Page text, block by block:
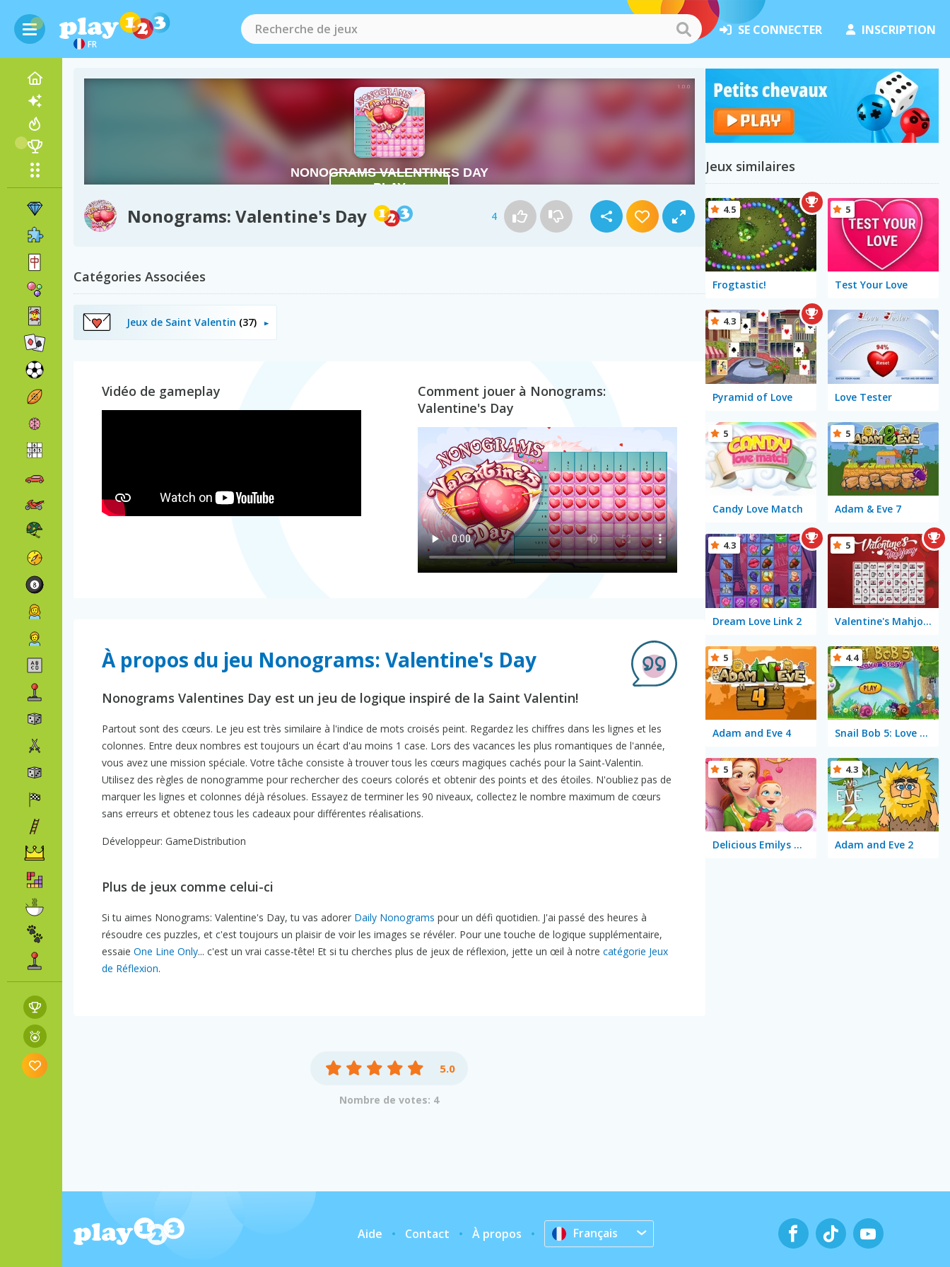
FR
SE CONNECTER INSCRIPTION
Nonograms: Valentine's Day 4
Catégories Associées
Jeux de Saint Valentin (37)
Vidéo de gameplay
Comment jouer à Nonograms:
Valentine's Day
À propos du jeu Nonograms: Valentine's Day
Nonograms Valentines Day est un jeu de logique inspiré de la Saint Valentin!
Partout sont des cœurs. Le jeu est très similaire à l'indice de mots croisés peint. Regardez les chiffres dans les lignes et les
colonnes. Entre deux nombres est toujours un écart d'au moins 1 case. Lors des vacances les plus romantiques de l'année,
vous avez une mission spéciale. Votre tâche consiste à trouver tous les cœurs magiques cachés pour la Saint-Valentin.
Utilisez des règles de nonogramme pour rechercher des coeurs colorés et obtenir des points et des étoiles. N'oubliez pas de
marquer les lignes et colonnes déjà résolues. Essayez de terminer les 90 niveaux, collectez le nombre maximum de cœurs
sans erreurs et obtenez tous les cadeaux pour différentes réalisations.
Développeur: GameDistribution
Plus de jeux comme celui-ci
Si tu aimes Nonograms: Valentine's Day, tu vas adorer Daily Nonograms pour un défi quotidien. J'ai passé des heures à
résoudre ces puzzles, et c'est toujours un plaisir de voir les images se révéler. Pour une touche de logique supplémentaire,
essaie One Line Only... c'est un vrai casse-tête! Et si tu cherches plus de jeux de réflexion, jette un œil à notre catégorie Jeux
de Réflexion.
5.0
Nombre de votes: 4
Jeux similaires
Frogtastic!
4.5
Test Your Love
5
Pyramid of Love
4.3
Love Tester
Candy Love Match
5
Adam & Eve 7
5
Dream Love Link 2
4.3
Valentine's Mahjong
5
Adam and Eve 4
5
Snail Bob 5: Love Story
4.4
Delicious Emilys New Beginning Valentine's Edition
5
Adam and Eve 2
4.3
Aide Contact À propos Français